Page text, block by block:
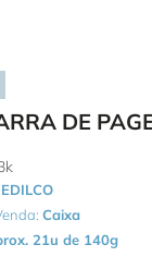
DE
Caixa
21u de 140g